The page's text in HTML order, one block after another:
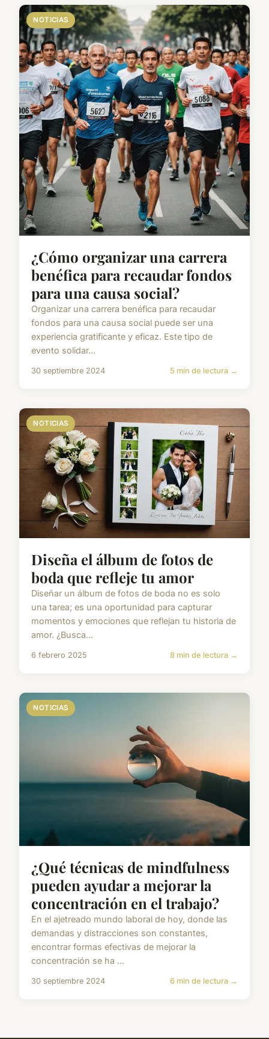
NOTICIAS
¿Cómo organizar una carrera
benéfica para recaudar fondos
para una causa social?
Organizar una carrera benéfica para recaudar
fondos para una causa social puede ser una
experiencia gratificante y eficaz. Este tipo de
evento solidar...
30 septiembre 2024 5 min de lectura →
NOTICIAS
Diseña el álbum de fotos de
boda que refleje tu amor
Diseñar un álbum de fotos de boda no es solo
una tarea; es una oportunidad para capturar
momentos y emociones que reflejan tu historia de
amor. ¿Busca...
6 febrero 2025 8 min de lectura →
NOTICIAS
¿Qué técnicas de mindfulness
pueden ayudar a mejorar la
concentración en el trabajo?
En el ajetreado mundo laboral de hoy, donde las
demandas y distracciones son constantes,
encontrar formas efectivas de mejorar la
concentración se ha ...
30 septiembre 2024 6 min de lectura →